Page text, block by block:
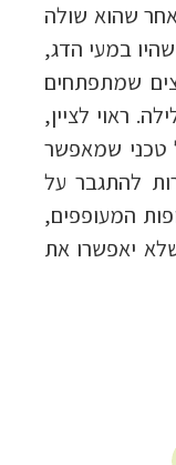
שהוא שולה
במעי הדג,
שמתפתחים
ראוי לציין,
טכני שמאפשר
להתגבר על
המעופפים,
יאפשרו את